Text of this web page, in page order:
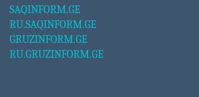
SAQINFORM.GE
RU.SAQINFORM.GE
GRUZINFORM.GE
RU.GRUZINFORM.GE